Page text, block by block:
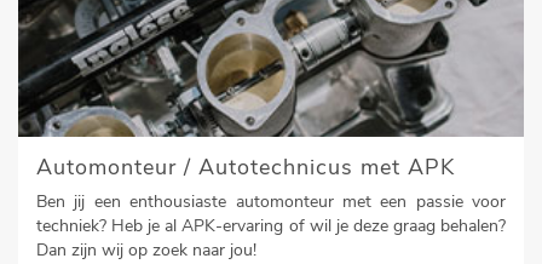
Automonteur / Autotechnicus met APK
Ben jij een enthousiaste automonteur met een passie voor
techniek? Heb je al APK-ervaring of wil je deze graag behalen?
Dan zijn wij op zoek naar jou!